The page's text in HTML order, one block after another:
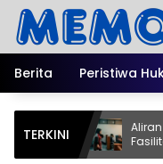
Langsung
konten
Berita
Peristiwa
TERKINI
Aliran Dana
Fasilitas ATM
Hubungan